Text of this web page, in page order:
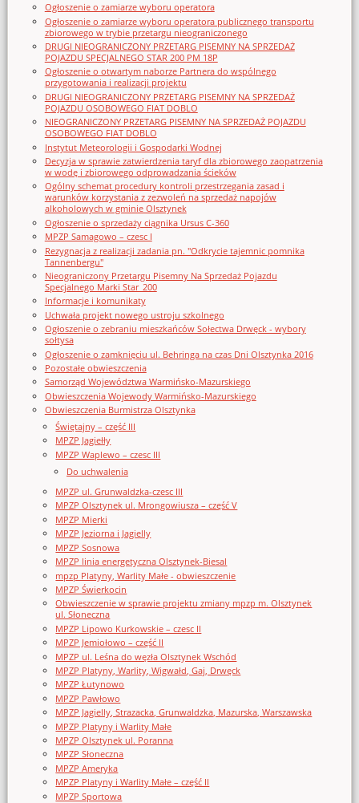
Ogłoszenie o zamiarze wyboru operatora
Ogłoszenie o zamiarze wyboru operatora publicznego transportu
zbiorowego w trybie przetargu nieograniczonego
DRUGI NIEOGRANICZONY PRZETARG PISEMNY NA SPRZEDAŻ
POJAZDU SPECJALNEGO STAR 200 PM 18P
Ogłoszenie o otwartym naborze Partnera do wspólnego
przygotowania i realizacji projektu
DRUGI NIEOGRANICZONY PRZETARG PISEMNY NA SPRZEDAŻ
POJAZDU OSOBOWEGO FIAT DOBLO
NIEOGRANICZONY PRZETARG PISEMNY NA SPRZEDAŻ POJAZDU
OSOBOWEGO FIAT DOBLO
Instytut Meteorologii i Gospodarki Wodnej
Decyzja w sprawie zatwierdzenia taryf dla zbiorowego zaopatrzenia
w wodę i zbiorowego odprowadzania ścieków
Ogólny schemat procedury kontroli przestrzegania zasad i
warunków korzystania z zezwoleń na sprzedaż napojów
alkoholowych w gminie Olsztynek
Ogłoszenie o sprzedaży ciągnika Ursus C-360
MPZP Samagowo – czesc I
Rezygnacja z realizacji zadania pn. "Odkrycie tajemnic pomnika
Tannenbergu"
Nieograniczony Przetargu Pisemny Na Sprzedaż Pojazdu
Specjalnego Marki Star_200
Informacje i komunikaty
Uchwała projekt nowego ustroju szkolnego
Ogłoszenie o zebraniu mieszkańców Sołectwa Drwęck - wybory
sołtysa
Ogłoszenie o zamknięciu ul. Behringa na czas Dni Olsztynka 2016
Pozostałe obwieszczenia
Samorząd Województwa Warmińsko-Mazurskiego
Obwieszczenia Wojewody Warmińsko-Mazurskiego
Obwieszczenia Burmistrza Olsztynka
Świętajny – część III
MPZP Jagiełły
MPZP Waplewo – czesc III
Do uchwalenia
MPZP ul. Grunwaldzka-czesc III
MPZP Olsztynek ul. Mrongowiusza – część V
MPZP Mierki
MPZP Jeziorna i Jagielly
MPZP Sosnowa
MPZP linia energetyczna Olsztynek-Biesal
mpzp Platyny, Warlity Małe - obwieszczenie
MPZP Świerkocin
Obwieszczenie w sprawie projektu zmiany mpzp m. Olsztynek
ul. Słoneczna
MPZP Lipowo Kurkowskie – czesc II
MPZP Jemiołowo – część II
MPZP ul. Leśna do węzła Olsztynek Wschód
MPZP Platyny, Warlity, Wigwałd, Gaj, Drwęck
MPZP Łutynowo
MPZP Pawłowo
MPZP Jagielly, Strazacka, Grunwaldzka, Mazurska, Warszawska
MPZP Platyny i Warlity Małe
MPZP Olsztynek ul. Poranna
MPZP Słoneczna
MPZP Ameryka
MPZP Platyny i Warlity Małe – część II
MPZP Sportowa